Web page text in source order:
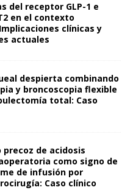
del receptor GLP-1 e
en el contexto
clínicas y
actuales
despierta combinando
y broncoscopia flexible
total: Caso
de acidosis
como signo de
de infusión por
Caso clínico